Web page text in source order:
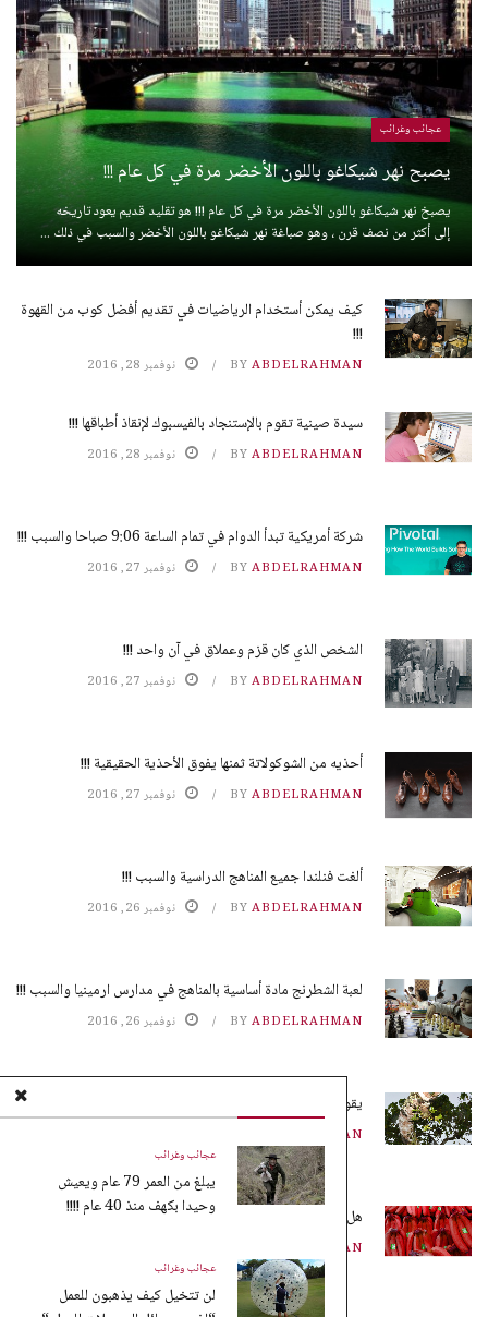
عجائب وغرائب
يبلغ من العمر 79 عام ويعيش
وحيدا بكهف منذ 40 عام !!!!
عجائب وغرائب
لن تتخيل كيف يذهبون للعمل
عجائب وغرائب
يصبح نهر شيكاغو باللون الأخضر مرة في كل عام !!!
يصبخ نهر شيكاغو باللون الأخضر مرة في كل عام !!! هو تقليد قديم يعود تاريخه
إلى أكثر من نصف قرن ، وهو صباغة نهر شيكاغو باللون الأخضر والسبب في ذلك ...
كيف يمكن أستخدام الرياضيات في تقديم أفضل كوب من القهوة
!!!
BY ABDELRAHMAN نوفمبر 28, 2016
سيدة صينية تقوم بالإستنجاد بالفيسبوك لإنقاذ أطباقها !!!
BY ABDELRAHMAN نوفمبر 28, 2016
شركة أمريكية تبدأ الدوام في تمام الساعة 9:06 صباحا والسبب !!!
BY ABDELRAHMAN نوفمبر 27, 2016
الشخص الذي كان قزم وعملاق في آن واحد !!!
BY ABDELRAHMAN نوفمبر 27, 2016
أحذيه من الشوكولاتة ثمنها يفوق الأحذية الحقيقية !!!
BY ABDELRAHMAN نوفمبر 27, 2016
ألغت فنلندا جميع المناهج الدراسية والسبب !!!
BY ABDELRAHMAN نوفمبر 26, 2016
لعبة الشطرنج مادة أساسية بالمناهج في مدارس ارمينيا والسبب !!!
BY ABDELRAHMAN نوفمبر 26, 2016
يقوم النمل بزراعة محاصيله بدون تربة !!!
ABDELRAHMAN
هل تعلم ماهو الموز الأحمر !!!
ABDELRAHMAN